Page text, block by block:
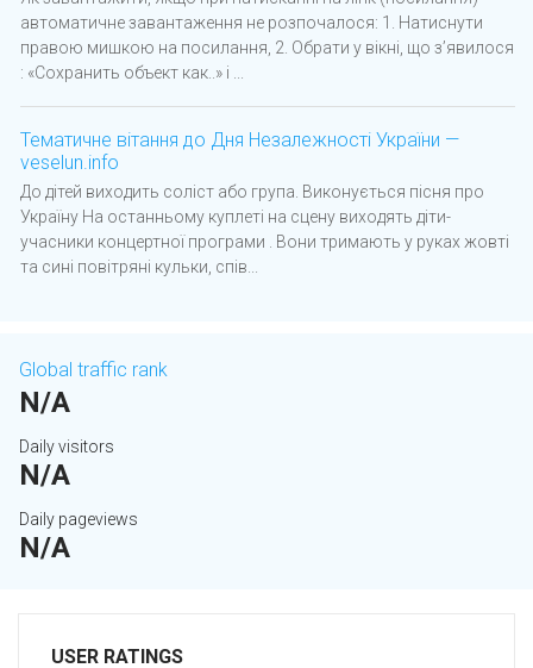
автоматичне завантаження не розпочалося: 1. Натиснути
правою мишкою на посилання, 2. Обрати у вікні, що з’явилося
: «Сохранить объект как..» і ...
Тематичне вітання до Дня Незалежності України —
veselun.info
До дітей виходить соліст або група. Виконується пісня про
Україну На останньому куплеті на сцену виходять діти-
учасники концертної програми . Вони тримають у руках жовті
та сині повітряні кульки, спів...
Global traffic rank
N/A
Daily visitors
N/A
Daily pageviews
N/A
USER RATINGS